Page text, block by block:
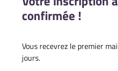
confirmée !
Vous recevrez le premier
jours.